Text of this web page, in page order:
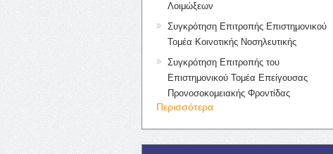
Λοιμώξεων
Συγκρότηση Επιτροπής Επιστημονικού
Τομέα Κοινοτικής Νοσηλευτικής
Συγκρότηση Επιτροπής του
Επιστημονικού Τομέα Επείγουσας
Προνοσοκομειακής Φροντίδας
Περισσότερα